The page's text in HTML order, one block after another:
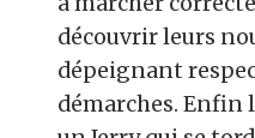
découvrir leurs
dépeignant
démarches. Enfin